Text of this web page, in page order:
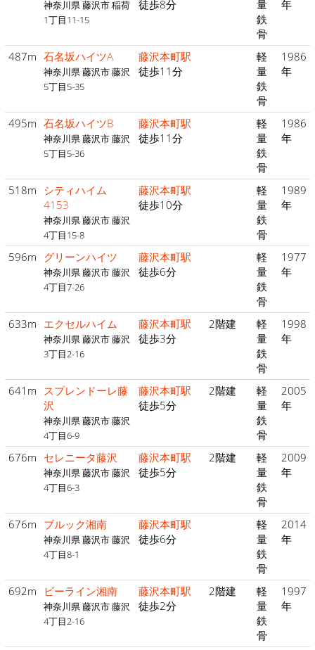
神奈川県 藤沢市 稲荷
1丁目11-15
徒歩8分
量
鉄
骨
年
487m 石名坂ハイツA
神奈川県 藤沢市 藤沢
5丁目5-35
藤沢本町駅
徒歩11分
軽
量
鉄
骨
1986
年
495m 石名坂ハイツB
神奈川県 藤沢市 藤沢
5丁目5-36
藤沢本町駅
徒歩11分
軽
量
鉄
骨
1986
年
518m シティハイム
4153
神奈川県 藤沢市 藤沢
4丁目15-8
藤沢本町駅
徒歩10分
軽
量
鉄
骨
1989
年
596m グリーンハイツ
神奈川県 藤沢市 藤沢
4丁目7-26
藤沢本町駅
徒歩6分
軽
量
鉄
骨
1977
年
633m エクセルハイム
神奈川県 藤沢市 藤沢
3丁目2-16
藤沢本町駅
徒歩3分
2階建
軽
量
鉄
骨
1998
年
641m スプレンドーレ藤
沢
神奈川県 藤沢市 藤沢
4丁目6-9
藤沢本町駅
徒歩5分
2階建
軽
量
鉄
骨
2005
年
676m セレニータ藤沢
神奈川県 藤沢市 藤沢
4丁目6-3
藤沢本町駅
徒歩5分
2階建
軽
量
鉄
骨
2009
年
676m ブルック湘南
神奈川県 藤沢市 藤沢
4丁目8-1
藤沢本町駅
徒歩6分
軽
量
鉄
骨
2014
年
692m ビーライン湘南
神奈川県 藤沢市 藤沢
4丁目2-16
藤沢本町駅
徒歩2分
2階建
軽
量
鉄
骨
1997
年